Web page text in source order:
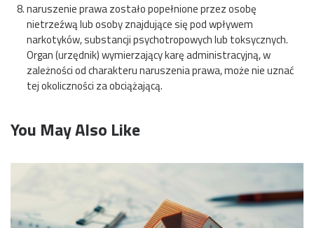
naruszenie prawa zostało popełnione przez osobę
nietrzeźwą lub osoby znajdujące się pod wpływem
narkotyków, substancji psychotropowych lub toksycznych.
Organ (urzędnik) wymierzający karę administracyjną, w
zależności od charakteru naruszenia prawa, może nie uznać
tej okoliczności za obciążającą.
You May Also Like